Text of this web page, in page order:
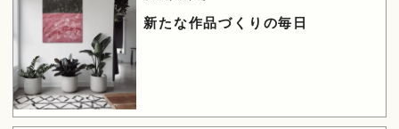
新たな作品づくりの毎日